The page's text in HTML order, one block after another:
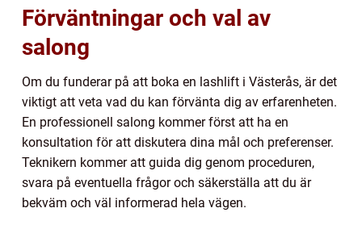
Förväntningar och val av
salong
Om du funderar på att boka en lashlift i Västerås, är det
viktigt att veta vad du kan förvänta dig av erfarenheten.
En professionell salong kommer först att ha en
konsultation för att diskutera dina mål och preferenser.
Teknikern kommer att guida dig genom proceduren,
svara på eventuella frågor och säkerställa att du är
bekväm och väl informerad hela vägen.